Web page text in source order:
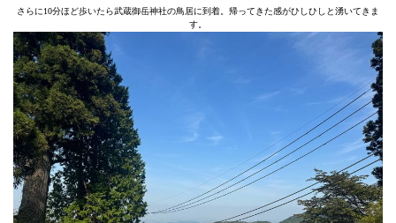
さらに10分ほど歩いたら武蔵御岳神社の鳥居に到着。帰ってきた感がひしひしと湧いてきま
す。